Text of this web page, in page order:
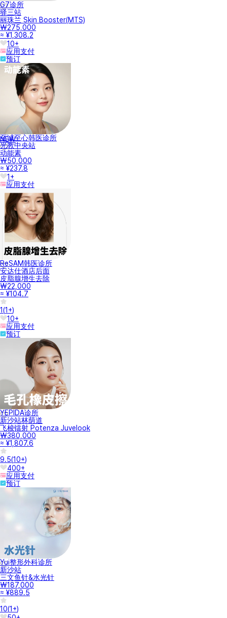
G7诊所
驿三站
丽珠兰 Skin Booster(MTS)
₩275,000
≈ ¥1,308.2
10+
应用支付
预订
NEW
至诚至心韩医诊所
光教中央站
动能素
₩50,000
≈ ¥237.8
1+
应用支付
ReSAM韩医诊所
安达仕酒店后面
皮脂腺增生去除
₩22,000
≈ ¥104.7
1(1+)
10+
应用支付
预订
YEPIDA诊所
新沙站林荫道
飞梭镭射 Potenza Juvelook
₩380,000
≈ ¥1,807.6
9.5(10+)
400+
应用支付
预订
Yui整形外科诊所
新沙站
三文鱼针&水光针
₩187,000
≈ ¥889.5
10(1+)